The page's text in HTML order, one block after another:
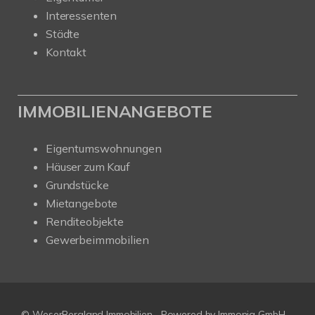
Interessenten
Städte
Kontakt
IMMOBILIENANGEBOTE
Eigentumswohnungen
Häuser zum Kauf
Grundstücke
Mietangebote
Renditeobjekte
Gewerbeimmobilien